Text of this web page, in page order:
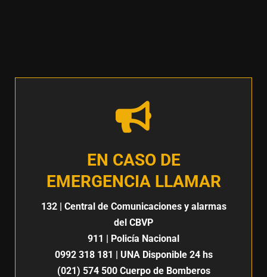
EN CASO DE
EMERGENCIA LLAMAR
132| Central de Comunicaciones y alarmas
del CBVP
911 | Policía Nacional
0992 318 181 | UNA Disponible 24 hs
(021) 574 500Cuerpo de Bomberos